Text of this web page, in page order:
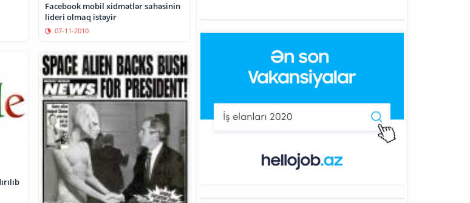
Facebook mobil xidmətlər sahəsinin
lideri olmaq istəyir
07-11-2010